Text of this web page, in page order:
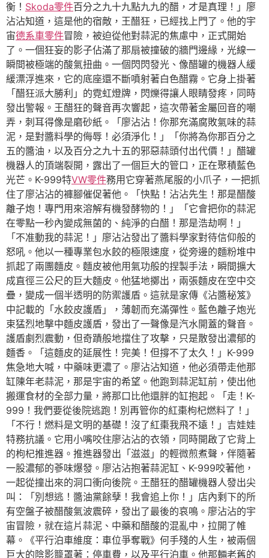
衡！ Skoda零件百分之九十九點九九的醋，才是真理！」廖
沾沾知道，這是他的宿敵，王醋狂，已經找上門了。他的宇
宙德系車零件冒險，被迫從他對蒜泥的焦慮中，正式開始
了。一個狂妄的影子佔滿了那扇被撞破的牆門邊緣，光線一
瞬間被極端的酸氣扭曲。一個閃閃發光、像醋罐的機器人緩
緩漂浮進來，它的底座還不斷噴射著白色醋霧。它身上掛著
「醋狂派大勝利」的霓虹燈牌，閃爍得讓人眼睛發疼，同時
發出警報。王醋狂的聲音再次響起，這次帶著金屬回音的嘲
弄，刺耳得像是磨砂紙。「廖沾沾！你那充滿腐敗氣味的蒜
泥，是對醬料學的侮辱！必須淨化！」「你將為你那百分之
五的醬油，以及百分之九十五的邪惡蒜頭付出代價！」醋罐
機器人的頂端裂開，露出了一個巨大的管口，正在聚積藍色
光芒。K-999特VW零件務用它穿著燕尾服的小爪子，一把抓
住了廖沾沾的褲腳催促著他。「快點！沾沾先生！那是醋酸
離子炮！專門用來溶解有機發酵物的！」「它會把你的蒜泥
在零點一秒內變成無菌的、純淨的白醋！那是浩劫啊！」
「不准動我的蒜泥！」廖沾沾發出了醬料學家對待信仰般的
怒吼。他以一種專業包水餃的極限速度，從旁邊的麵粉堆中
抓起了兩團麵皮。麵皮被他用氣功般的捏製手法，瞬間擴大
成直徑三公尺的巨大麵皮。他猛地擲出，兩張麵皮在空中交
疊，變成一個半透明的防禦護盾。這就是家傳《沾醬秘笈》
中記載的「水餃皮護盾」，薄韌而充滿彈性。藍色離子炮光
束猛烈地擊中麵皮護盾，發出了一聲像是汽水開蓋的聲音。
護盾劇烈震動，但奇蹟般地擋住了攻擊，只是散發出濃郁的
麵香。「這麵皮的延展性！完美！但撐不了太久！」K-999
焦急地大喊，中藥味更濃了。廖沾沾知道，他必須帶走他那
缸陳年老蒜泥，那是宇宙的希望。他跑到蒜泥缸前，使出他
搬運食材的全部力量，將那口比他還胖的缸抱起。「走！K-
999！我們要從後院逃跑！別再管你的紅棗枸杞燃料了！」
「不行！燃料是文明的基礎！沒了紅棗我飛不遠！」吉娃娃
特務抗議。它用小嘴咬住廖沾沾的衣領，同時開啟了它背上
的枸杞推進器。推進器發出「滋滋」的輕微煎煮聲，伴隨著
一股濃郁的蔘味爆發。廖沾沾抱著蒜泥缸、K-999咬著他，
一起從撞出來的洞口衝向後院。王醋狂的醋罐機器人發出尖
叫：「別想逃！醬油黨餘孽！我會追上你！」店內剩下的所
有空盤子被醋酸氣波震碎，發出了最後的哀鳴。廖沾沾的宇
宙冒險，就在這片蒜泥、中藥和醋酸的混亂中，拉開了帷
幕。《平行泊車維度：車位爭奪戰》何手殘的人生，被兩個
巨大的陰影籠罩著：停車費，以及平行泊車。他那輛老舊的